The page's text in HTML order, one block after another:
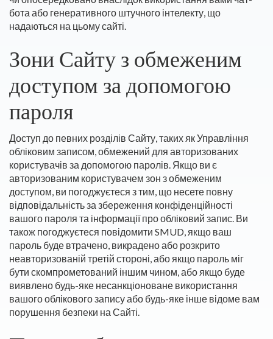
бота або генеративного штучного інтелекту, що
надаються на цьому сайті.
Зони Сайту з обмеженим
доступом за допомогою
пароля
Доступ до певних розділів Сайту, таких як Управління
обліковим записом, обмежений для авторизованих
користувачів за допомогою паролів. Якщо ви є
авторизованим користувачем зон з обмеженим
доступом, ви погоджуєтеся з тим, що несете повну
відповідальність за збереження конфіденційності
вашого пароля та інформації про обліковий запис. Ви
також погоджуєтеся повідомити SMUD, якщо ваш
пароль буде втрачено, викрадено або розкрито
неавторизованій третій стороні, або якщо пароль міг
бути скомпрометований іншим чином, або якщо буде
виявлено будь-яке несанкціоноване використання
вашого облікового запису або будь-яке інше відоме вам
порушення безпеки на Сайті.